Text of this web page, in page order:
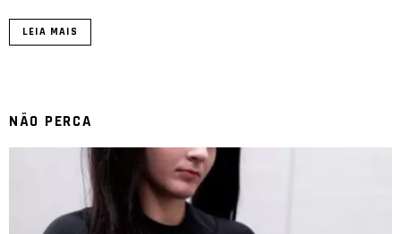
LEIA MAIS
NÃO PERCA